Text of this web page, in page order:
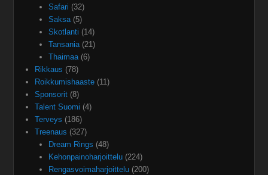
Safari (32)
Saksa(5)
Skotlanti (14)
Tansania(21)
Thaimaa(6)
Rikkaus (78)
Roikkumishaaste (11)
Sponsorit (8)
Talent Suomi (4)
Terveys (186)
Treenaus (327)
Dream Rings (48)
Kehonpainoharjoittelu(224)
Rengasvoimaharjoittelu(200)